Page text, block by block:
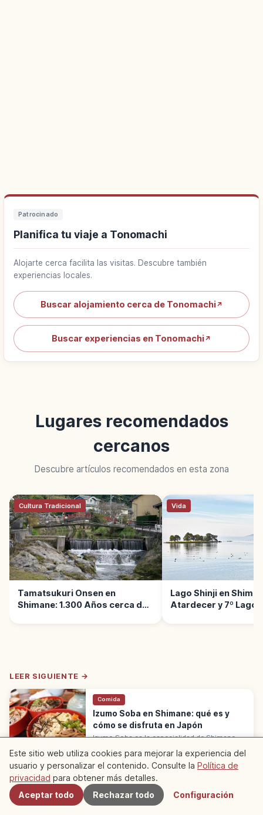
Patrocinado
Planifica tu viaje a Tonomachi
Alojarte cerca facilita las visitas. Descubre también
experiencias locales.
Buscar alojamiento cerca de Tonomachi↗
Buscar experiencias en Tonomachi↗
Lugares recomendados
cercanos
Descubre artículos recomendados en esta zona
Cultura Tradicional
Tamatsukuri Onsen en
Shimane: 1.300 Años cerca de
Vida
Lago Shinji en
Atardecer y 7º Lago
LEER SIGUIENTE →
Comida
Izumo Soba en Shimane: qué es y
cómo se disfruta en Japón
Izumo Soba es la especialidad de Shimane
estilos: warigo en recipientes apilados o
kamaage con agua de cocción.
Shimane
※ El contenido del artículo se basa en información del momento de la
redacción y puede diferir de la situación actual. Además, no
garantizamos la exactitud ni la integridad del contenido publicado,
Cercanos
Este sitio web utiliza cookies para mejorar la experiencia del
usuario y personalizar el contenido. Consulte la Política de
privacidad para obtener más detalles.
Aceptar todo
Rechazar todo Configuración